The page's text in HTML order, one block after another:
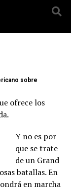
sobre
ofrece los
Y no es por
que se trate
de un Grand
batallas. En
en marcha